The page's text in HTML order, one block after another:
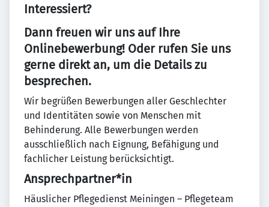
Interessiert?
Dann freuen wir uns auf Ihre
Onlinebewerbung! Oder rufen Sie uns
gerne direkt an, um die Details zu
besprechen.
Wir begrüßen Bewerbungen aller Geschlechter
und Identitäten sowie von Menschen mit
Behinderung. Alle Bewerbungen werden
ausschließlich nach Eignung, Befähigung und
fachlicher Leistung berücksichtigt.
Ansprechpartner*in
Häuslicher Pflegedienst Meiningen – Pflegeteam